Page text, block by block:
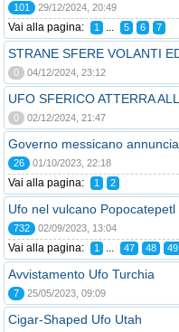
101 29/12/2024, 20:49
Vai alla pagina: 1 ... 5 6 7
STRANE SFERE VOLANTI
0 04/12/2024, 23:12
UFO SFERICO ATTERRA
0 02/12/2024, 21:47
Governo messicano
26 01/10/2023, 22:18
Vai alla pagina: 1 2
Ufo nel vulcano Popocatepetl
732 02/09/2023, 13:04
Vai alla pagina: 1 ... 47 48 49
Avvistamento Ufo Turchia
7 25/05/2023, 09:09
Cigar-Shaped Ufo Utah